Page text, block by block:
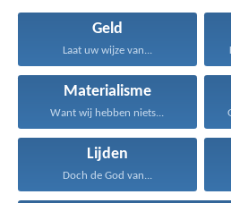
Geld
Laat uw wijze van...
Materialisme
Want wij hebben niets...
Lijden
Doch de God van...